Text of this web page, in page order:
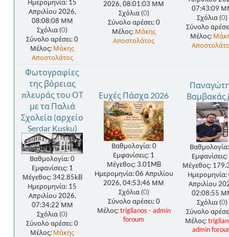
Ημερομηνία: 15
Απριλίου 2026,
08:08:08 ΜΜ
Σχόλια (0)
Σύνολο αρέσει: 0
Μέλος: Μάκης
Αποστολάτος
2026, 08:01:03 ΜΜ
Σχόλια (0)
Σύνολο αρέσει: 0
Μέλος: Μάκης
Αποστολάτος
07:43:09
Σχόλια (0)
Σύνολο
Μέλος:
Φωτογραφίες
της βόρειας
πλευράς του ΟΤ
με τα Παλιά
Σχολεία (αρχείο
Serdar Kusku)
Βαθμολογία: 0
Εμφανίσεις: 1
Μέγεθος: 342.85kB
Ημερομηνία: 15
Απριλίου 2026,
07:34:22 ΜΜ
Σχόλια (0)
Σύνολο αρέσει: 0
Μέλος: Μάκης
Ευχές Πάσχα 2026
Βαθμολογία: 0
Εμφανίσεις: 1
Μέγεθος: 3.01MB
Ημερομηνία: 06 Απριλίου
2026, 04:53:46 ΜΜ
Σχόλια (0)
Σύνολο αρέσει: 0
Μέλος:triglianos - admin
foroum
Μέγεθος:
Ημερομηνία:
Απριλίου
02:08:55
Σχόλια (0)
Σύνολο
Μέλος:
admin